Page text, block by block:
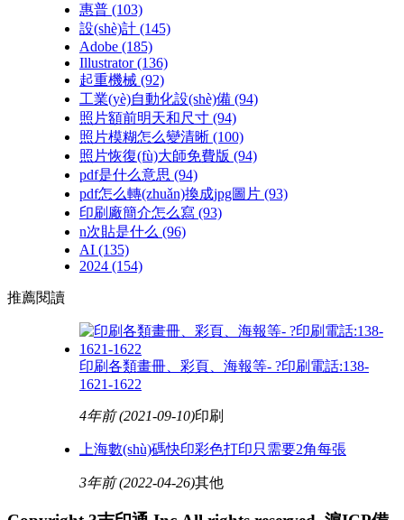
惠普 (103)
設(shè)計 (145)
Adobe (185)
Illustrator(136)
起重機械 (92)
工業(yè)自動化設(shè)備 (94)
照片額前明天和尺寸 (94)
照片模糊怎么變清晰 (100)
照片恢復(fù)大師免費版 (94)
pdf是什么意思 (94)
pdf怎么轉(zhuǎn)換成jpg圖片 (93)
印刷廠簡介怎么寫 (93)
n次貼是什么 (96)
AI (135)
2024 (154)
推薦閱讀
印刷各類畫冊、彩頁、海報等- ?印刷電話:138-
1621-1622
4年前(2021-09-10)印刷
上海數(shù)碼快印彩色打印只需要2角每張
3年前(2022-04-26)其他